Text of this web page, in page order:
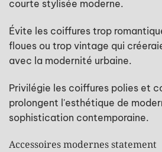
courte stylisée moderne.
Évite les coiffures trop
floues ou trop vintage qui
avec la modernité urbaine.
Privilégie les coiffures polies et
prolongent l'esthétique de
sophistication contemporaine.
Accessoires modernes statement